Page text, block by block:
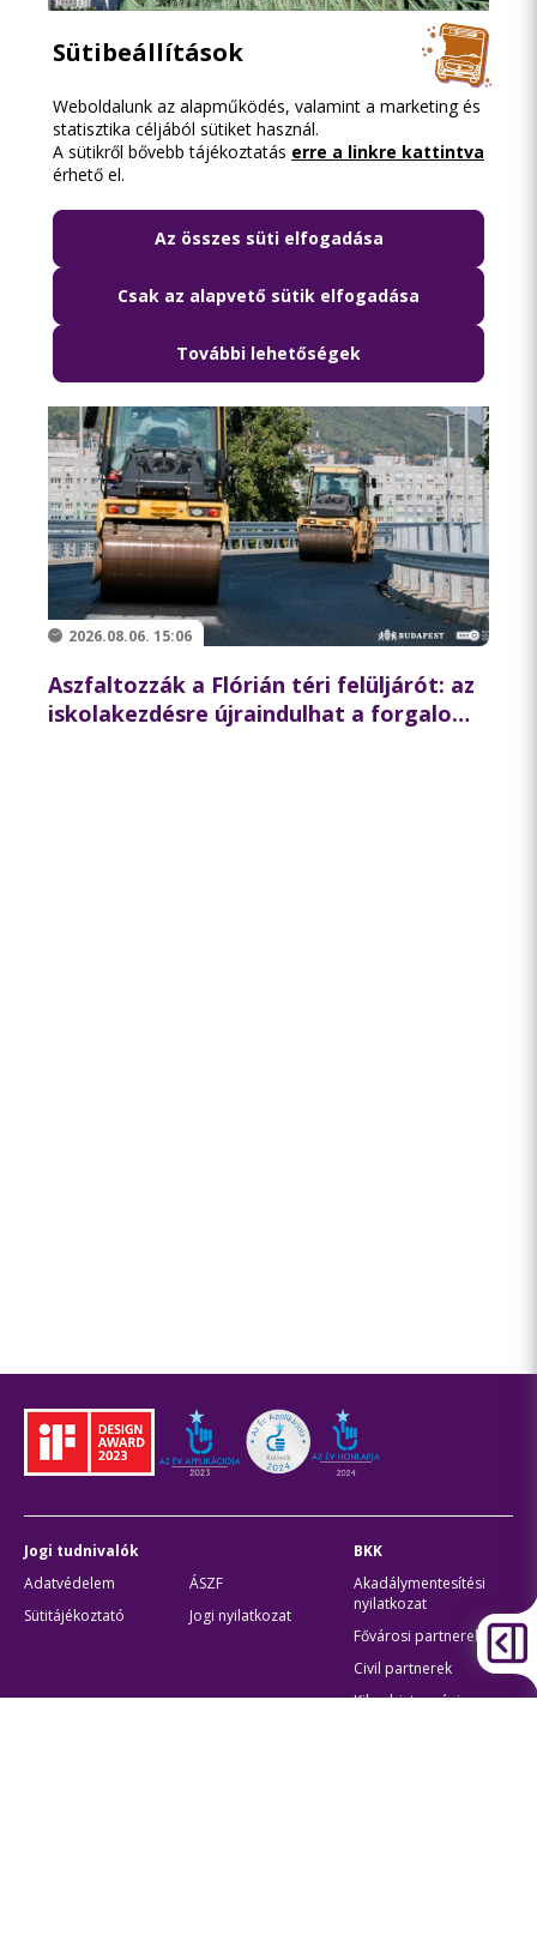
2026.08.06. 18:15
híd környékét
2026.08.06. 15:06
Aszfaltozzák a Flórián téri felüljárót: az
iskolakezdésre újraindulhat a forgalom
Jogi tudnivalók
Adatvédelem
ÁSZF
Sütitájékoztató
Jogi nyilatkozat
BKK
Akadálymentesítési
nyilatkozat
Fővárosi partnerek
Civil partnerek
Kiberbiztonsági
Sütibeállítások
Weboldalunk az alapműködés, valamint a marketing és
statisztika céljából sütiket használ.
A sütikről bővebb tájékoztatás erre a linkre kattintva
érhető el.
Az összes süti elfogadása
Csak az alapvető sütik elfogadása
További lehetőségek